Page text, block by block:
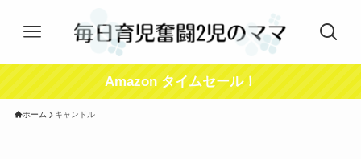
Amazon タイムセール！
ホーム キャンドル